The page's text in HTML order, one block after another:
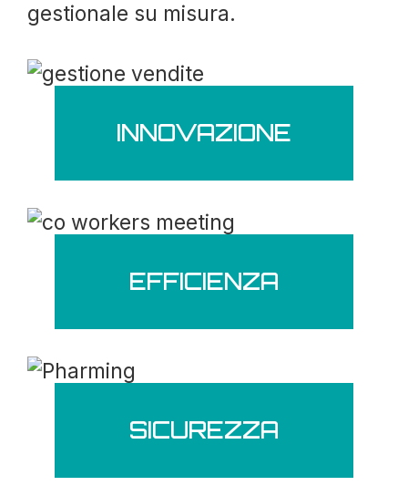
gestionale su misura.
INNOVAZIONE
EFFICIENZA
SICUREZZA